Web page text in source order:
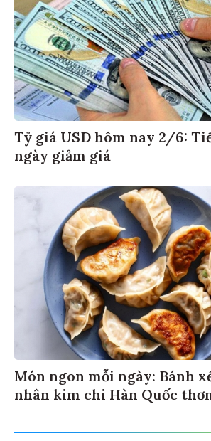
Tỷ giá USD hôm nay 2/6:
ngày giảm giá
Món ngon mỗi ngày: Bánh
nhân kim chi Hàn Quốc